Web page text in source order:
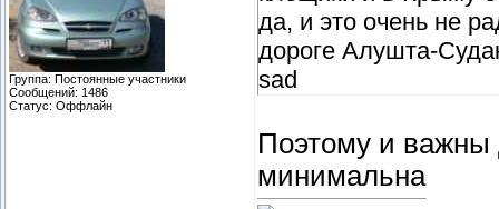
Группа: Постоянные участники
Сообщений: 1486
Статус: Оффлайн
да, и это очень не
дороге Алушта-
sad
Поэтому и важны
минимальна